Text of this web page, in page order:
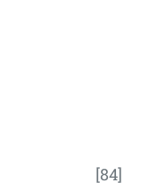
[84]